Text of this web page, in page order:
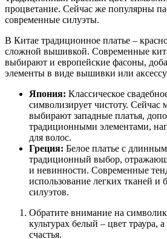
процветание. Сейчас же популярны
современные силуэты.
В Китае традиционное платье –
сложной вышивкой. Современные
выбирают и европейские фасоны,
элементы в виде вышивки или
Япония: Классическое
символизирует чистоту. Сейчас
выбирают западные платья,
традиционными элементами,
для волос.
Греция: Белое платье с
традиционный выбор,
и невинности. Современные
использование легких тканей и
силуэтов.
Обратите внимание на
культурах белый – цвет траура,
счастья.